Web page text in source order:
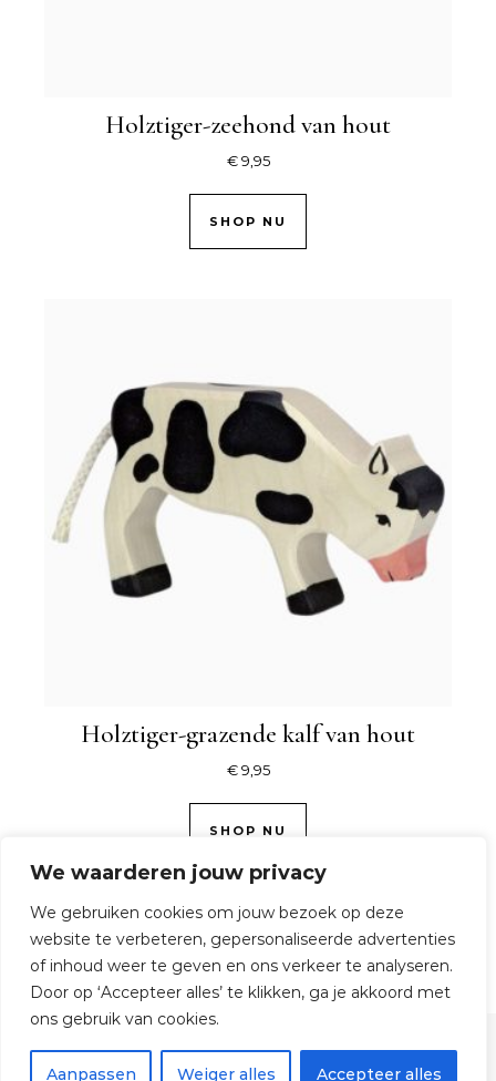
We waarderen jouw privacy
We gebruiken cookies om jouw bezoek op deze
website te verbeteren, gepersonaliseerde advertenties
of inhoud weer te geven en ons verkeer te analyseren.
Door op ‘Accepteer alles’ te klikken, ga je akkoord met
ons gebruik van cookies.
Aanpassen Weiger alles Accepteer alles
Holztiger-zeehond van hout
€9,95
SHOP NU
Holztiger-grazende kalf van hout
€9,95
SHOP NU
© 2026 TijdOmTeSpelen.nl